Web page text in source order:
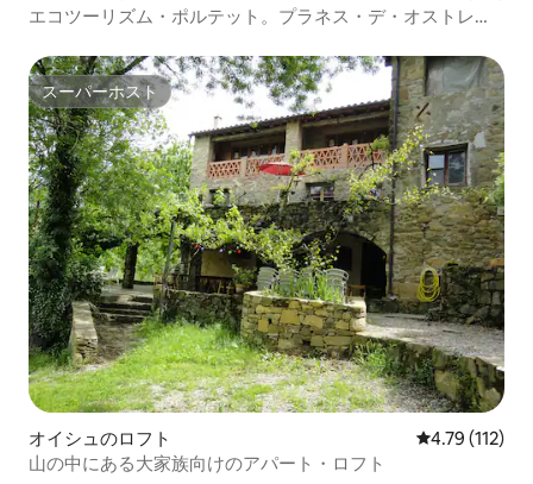
エコツーリズム・ポルテット。プラネス・デ・オストレ
スーパーホスト
スーパーホスト
オイシュのロフト レビュー112
4.79 (112)
山の中にある大家族向けのアパート・ロフト